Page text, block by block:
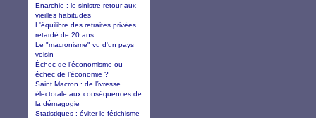
Enarchie : le sinistre retour aux
vieilles habitudes
L'équilibre des retraites privées
retardé de 20 ans
Le "macronisme" vu d'un pays
voisin
Échec de l’économisme ou
échec de l’économie ?
Saint Macron : de l’ivresse
électorale aux conséquences de
la démagogie
Statistiques : éviter le fétichisme